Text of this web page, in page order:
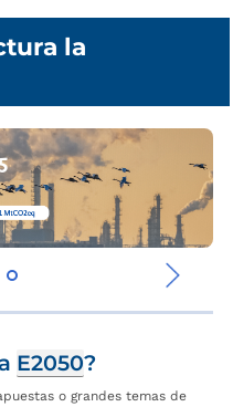
la
›
E2050?
o grandes temas de